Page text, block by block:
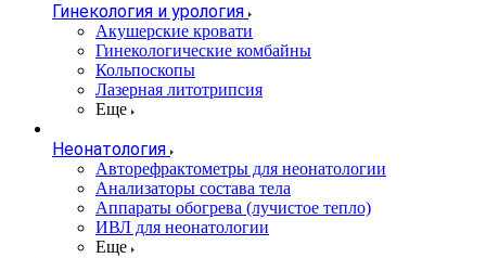
Гинекология и урология
Акушерские кровати
Гинекологические комбайны
Кольпоскопы
Лазерная литотрипсия
Еще
Неонатология
Авторефрактометры для неонатологии
Анализаторы состава тела
Аппараты обогрева (лучистое тепло)
ИВЛ для неонатологии
Еще